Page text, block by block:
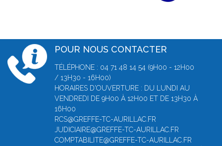
POUR NOUS CONTACTER
TÉLÉPHONE : 04 71 48 14 54 (9H00 - 12H00
/ 13H30 - 16H00)
HORAIRES D'OUVERTURE : DU LUNDI AU
VENDREDI DE 9H00 À 12H00 ET DE 13H30 À
16H00
RCS@GREFFE-TC-AURILLAC.FR
JUDICIAIRE@GREFFE-TC-AURILLAC.FR
COMPTABILITE@GREFFE-TC-AURILLAC.FR